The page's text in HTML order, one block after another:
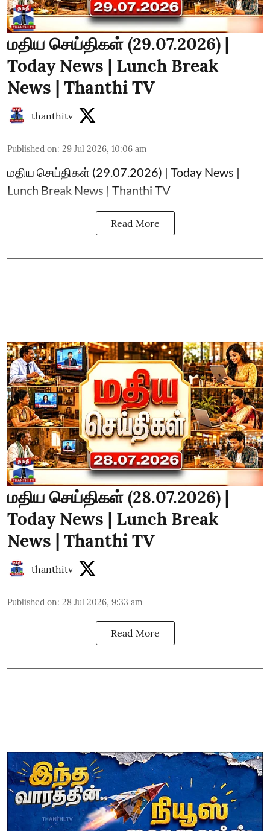
மதிய செய்திகள் (29.07.2026) |
Today News | Lunch Break
News | Thanthi TV
thanthitv
Published on: 29 Jul 2026, 10:06 am
மதிய செய்திகள் (29.07.2026) | Today News |
Lunch Break News | Thanthi TV
Read More
மதிய செய்திகள் (28.07.2026) |
Today News | Lunch Break
News | Thanthi TV
thanthitv
Published on: 28 Jul 2026, 9:33 am
Read More